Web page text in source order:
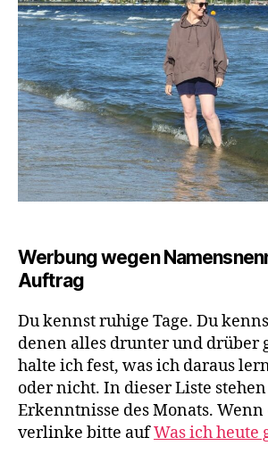
Werbung wegen
Auftrag
Du kennst ruhige Tage. Du
denen alles drunter und drüber
halte ich fest, was ich daraus
oder nicht. In dieser Liste
Erkenntnisse des Monats.
verlinke bitte aufWas ich heute